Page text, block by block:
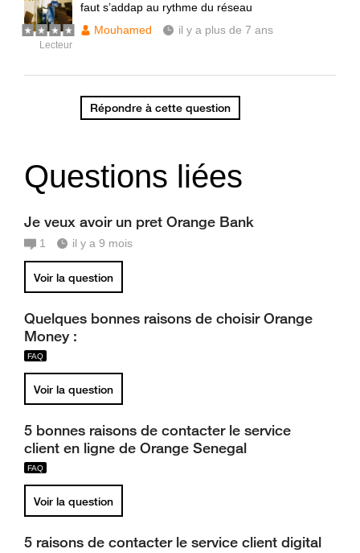
Lecteur
faut s’addap au rythme du réseau
Mouhamed
il y a plus de 7 ans
Répondre à cette question
Questions liées
Je veux avoir un pret Orange Bank
1 il y a 9 mois
Voir la question
Quelques bonnes raisons de choisir Orange
Money :
Voir la question
5 bonnes raisons de contacter le service
client en ligne de Orange Senegal
Voir la question
5 raisons de contacter le service client digital